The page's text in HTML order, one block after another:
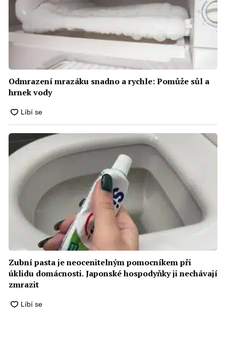
Odmrazení mrazáku snadno a rychle: Pomůže sůl a
hrnek vody
Zubní pasta je neocenitelným pomocníkem při
úklidu domácnosti. Japonské hospodyňky ji nechávají
zmrazit